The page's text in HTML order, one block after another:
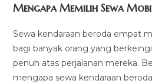
Mengapa Memilih Sewa
Sewa kendaraan beroda empat
bagi banyak orang yang
penuh atas perjalanan mereka.
mengapa sewa kendaraan